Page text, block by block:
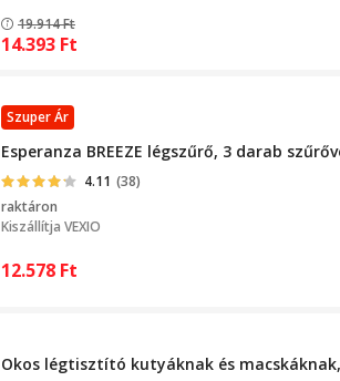
19.914Ft
14.393 Ft
Szuper Ár
Esperanza BREEZE légszűrő, 3 darab
4.11 (38)
raktáron
Kiszállítja VEXIO
12.578 Ft
Okos légtisztító kutyáknak és